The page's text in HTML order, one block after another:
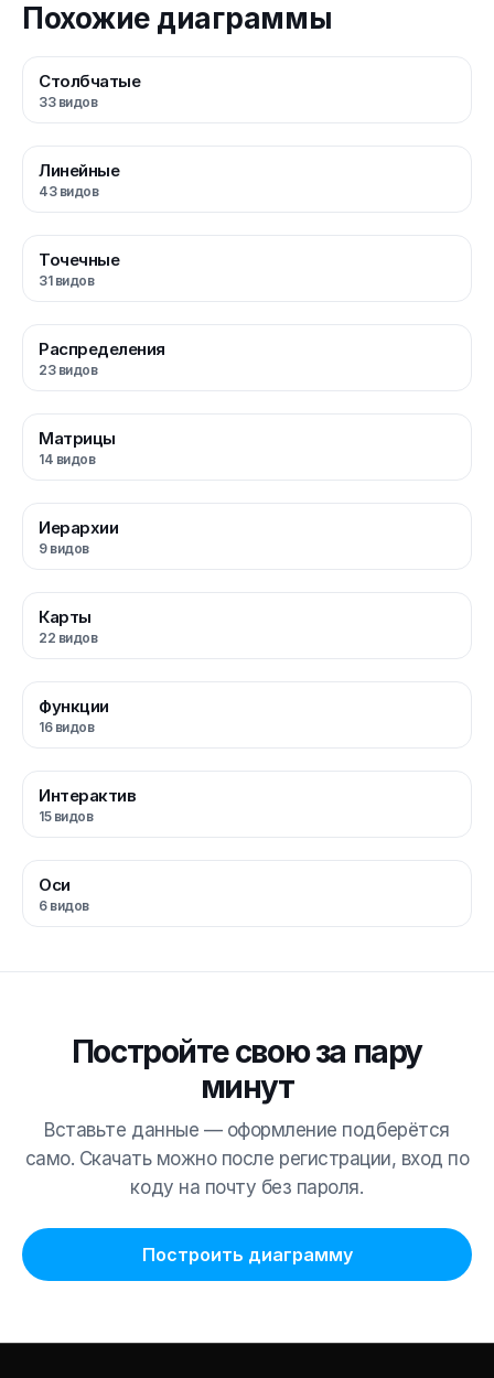
Похожие диаграммы
Столбчатые
33видов
Линейные
43видов
Точечные
31видов
Распределения
23видов
Матрицы
14 видов
Иерархии
9видов
Карты
22 видов
Функции
16видов
Интерактив
15видов
Оси
6видов
Постройте свою за пару
минут
Вставьте данные — оформление подберётся
само. Скачать можно после регистрации, вход по
коду на почту без пароля.
Построить диаграмму